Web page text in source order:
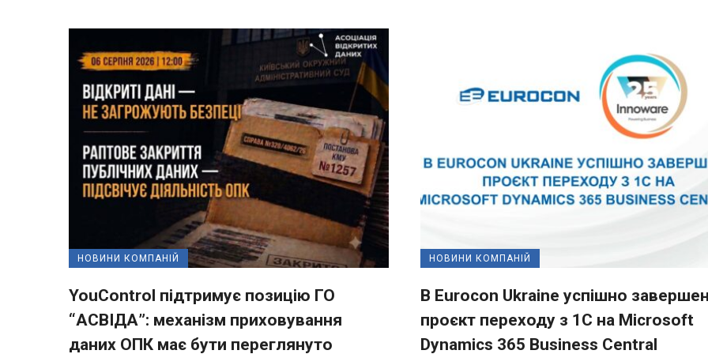
НОВИНИ КОМПАНІЙ
YouControl підтримує позицію ГО
“АСВІДА”: механізм приховування
даних ОПК має бути переглянуто
НОВИНИ КОМПАНІЙ
В Eurocon Ukraine успішно
проєкт переходу з 1С на Microsoft
Dynamics 365 Business Central